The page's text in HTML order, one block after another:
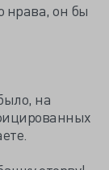
нрава, он бы
на